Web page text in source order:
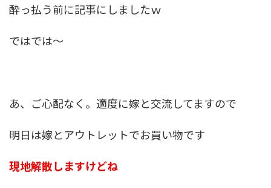
酔っ払う前に記事にしましたｗ
ではでは～
あ、ご心配なく。適度に嫁と交流してますので
明日は嫁とアウトレットでお買い物です
現地解散しますけどね